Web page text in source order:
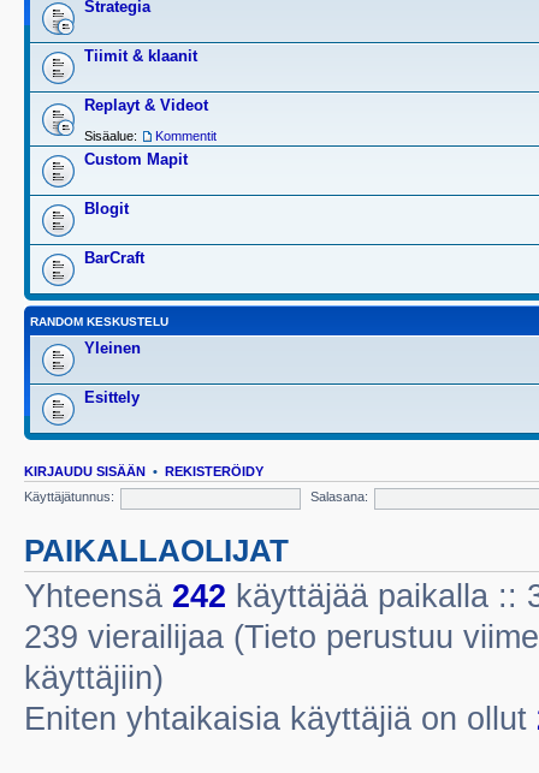
Strategia
Tiimit & klaanit
Replayt & Videot
Sisäalue: Kommentit
Custom Mapit
Blogit
BarCraft
RANDOM KESKUSTELU
Yleinen
Esittely
KIRJAUDU SISÄÄN • REKISTERÖIDY
Käyttäjätunnus:
Salasana:
PAIKALLAOLIJAT
Yhteensä 242 käyttäjää paikalla ::
239 vierailijaa (Tieto perustuu
käyttäjiin)
Eniten yhtaikaisia käyttäjiä on ollut